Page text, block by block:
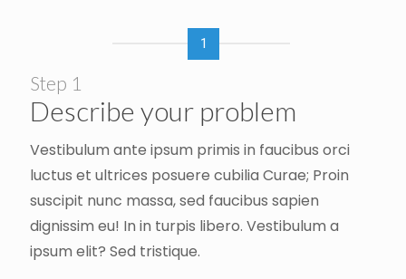
1
Step 1
Describe your problem
Vestibulum ante ipsum primis in faucibus orci
luctus et ultrices posuere cubilia Curae; Proin
suscipit nunc massa, sed faucibus sapien
dignissim eu! In in turpis libero. Vestibulum a
ipsum elit? Sed tristique.